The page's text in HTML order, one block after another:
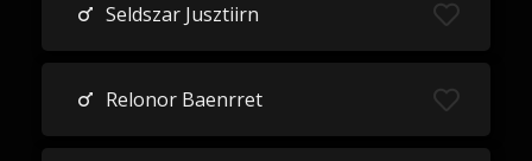
Seldszar Jusztiirn
Relonor Baenrret